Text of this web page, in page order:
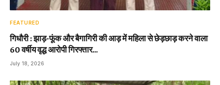
FEATURED
गिधौरी : झाड़-फूंक और बैगागिरी की आड़ में महिला से छेड़छाड़ करने वाला
60 वर्षीय वृद्ध आरोपी गिरफ्तार…
July 18, 2026